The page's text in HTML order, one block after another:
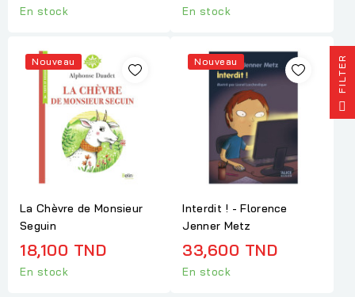
En stock En stock
Nouveau
La Chèvre de Monsieur
Seguin
18,100 TND
En stock
Nouveau
Interdit ! - Florence
Jenner Metz
33,600 TND
En stock
R